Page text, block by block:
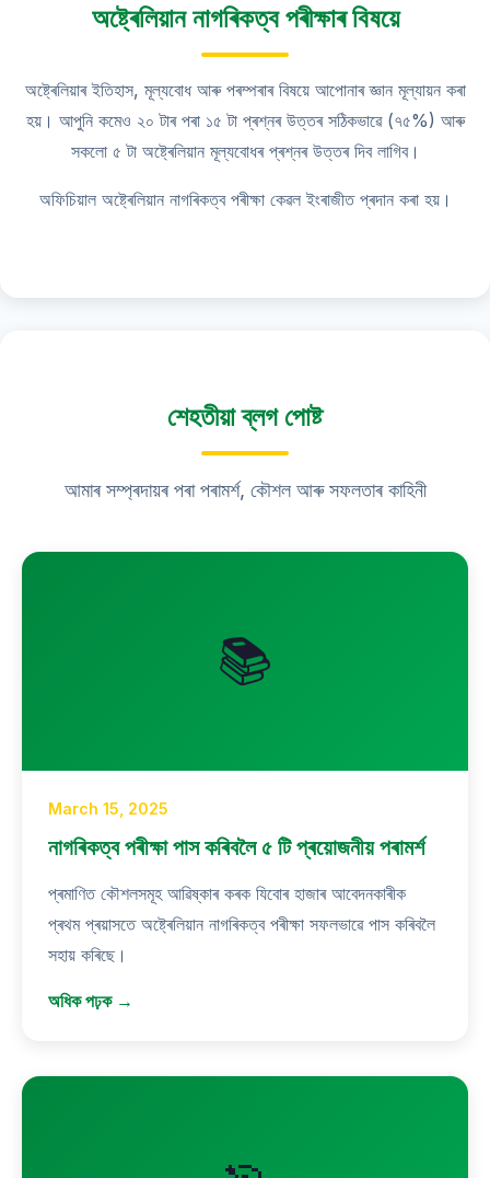
অষ্ট্ৰেলিয়ান নাগৰিকত্ব পৰীক্ষাৰ বিষয়ে
অষ্ট্ৰেলিয়াৰ ইতিহাস, মূল্যবোধ আৰু পৰম্পৰাৰ বিষয়ে আপোনাৰ জ্ঞান মূল্যায়ন কৰা
হয়। আপুনি কমেও ২০ টাৰ পৰা ১৫ টা প্ৰশ্নৰ উত্তৰ সঠিকভাৱে (৭৫%) আৰু
সকলো ৫ টা অষ্ট্ৰেলিয়ান মূল্যবোধৰ প্ৰশ্নৰ উত্তৰ দিব লাগিব।
অফিচিয়াল অষ্ট্ৰেলিয়ান নাগৰিকত্ব পৰীক্ষা কেৱল ইংৰাজীত প্ৰদান কৰা হয়।
শেহতীয়া ব্লগ পোষ্ট
আমাৰ সম্প্ৰদায়ৰ পৰা পৰামৰ্শ, কৌশল আৰু সফলতাৰ কাহিনী
📚
March 15, 2025
নাগৰিকত্ব পৰীক্ষা পাস কৰিবলৈ ৫ টি প্ৰয়োজনীয় পৰামৰ্শ
প্ৰমাণিত কৌশলসমূহ আৱিষ্কাৰ কৰক যিবোৰ হাজাৰ আবেদনকাৰীক
প্ৰথম প্ৰয়াসতে অষ্ট্ৰেলিয়ান নাগৰিকত্ব পৰীক্ষা সফলভাৱে পাস কৰিবলৈ
সহায় কৰিছে।
অধিক পঢ়ক →